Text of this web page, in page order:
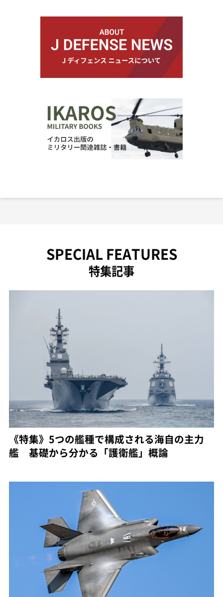
SPECIAL FEATURES
特集記事
《特集》5つの艦種で構成される海自の主力
艦 基礎から分かる「護衛艦」概論